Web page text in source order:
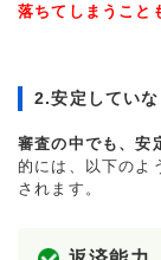
落ちてしまうこと
2.安定していな
審査の中でも、安
的には、以下のよ
されます。